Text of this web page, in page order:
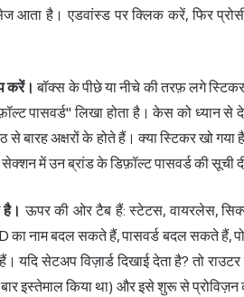
आता है। एडवांस्ड पर क्लिक करें, फिर
करें। बॉक्स के पीछे या नीचे की तरफ़ लगे
पासवर्ड" लिखा होता है। केस को ध्यान
बारह अक्षरों के होते हैं। क्या स्टिकर खो गया
में उन ब्रांड के डिफ़ॉल्ट पासवर्ड की सूची
है। ऊपर की ओर टैब हैं: स्टेटस, वायरलेस,
का नाम बदल सकते हैं, पासवर्ड बदल सकते हैं,
यदि सेटअप विज़ार्ड दिखाई देता है? तो
बार इस्तेमाल किया था) और इसे शुरू से